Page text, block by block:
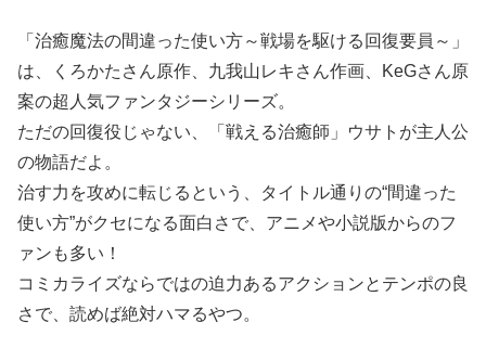
「治癒魔法の間違った使い方～戦場を駆ける回復要員～」
は、くろかたさん原作、九我山レキさん作画、KeGさん原
案の超人気ファンタジーシリーズ。
ただの回復役じゃない、「戦える治癒師」ウサトが主人公
の物語だよ。
治す力を攻めに転じるという、タイトル通りの“間違った
使い方”がクセになる面白さで、アニメや小説版からのフ
ァンも多い！
コミカライズならではの迫力あるアクションとテンポの良
さで、読めば絶対ハマるやつ。